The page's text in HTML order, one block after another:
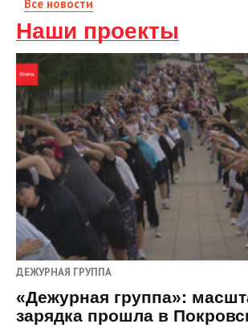
Все новости
Наши проекты
ДЕЖУРНАЯ ГРУППА
«Дежурная группа»:
зарядка прошла в